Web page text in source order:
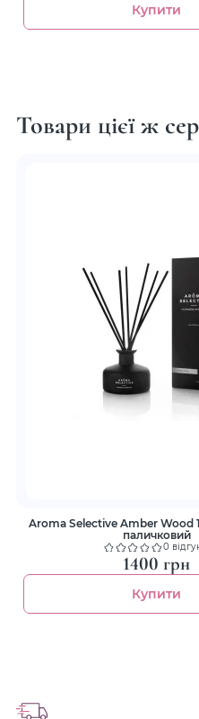
Купити
Товари цієї ж
Aroma Selective Amber Wood 180ml Дифузор
паличковий
0
1400 грн
Купити